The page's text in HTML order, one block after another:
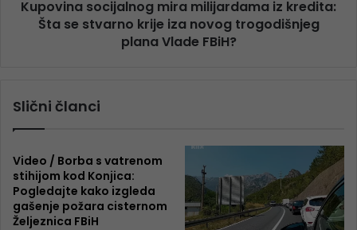
Kupovina socijalnog mira milijardama iz kredita:
Šta se stvarno krije iza novog trogodišnjeg
plana Vlade FBiH?
Slični članci
Video / Borba s vatrenom
stihijom kod Konjica:
Pogledajte kako izgleda
gašenje požara cisternom
Željeznica FBiH